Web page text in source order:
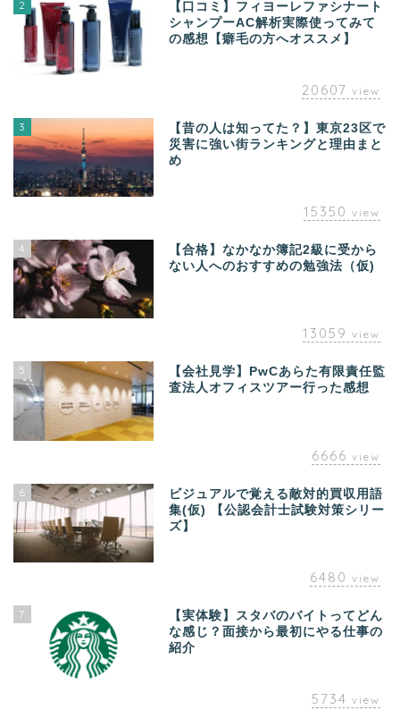
2
【口コミ】フィヨーレファシナート
シャンプーAC解析実際使ってみて
の感想【癖毛の方へオススメ】
20607 view
3
【昔の人は知ってた？】東京23区で
災害に強い街ランキングと理由まと
め
15350 view
4
【合格】なかなか簿記2級に受から
ない人へのおすすめの勉強法（仮)
13059 view
5
【会社見学】PwCあらた有限責任監
査法人オフィスツアー行った感想
6666 view
6
ビジュアルで覚える敵対的買収用語
集(仮) 【公認会計士試験対策シリー
ズ】
6480 view
7
【実体験】スタバのバイトってどん
な感じ？面接から最初にやる仕事の
紹介
5734 view